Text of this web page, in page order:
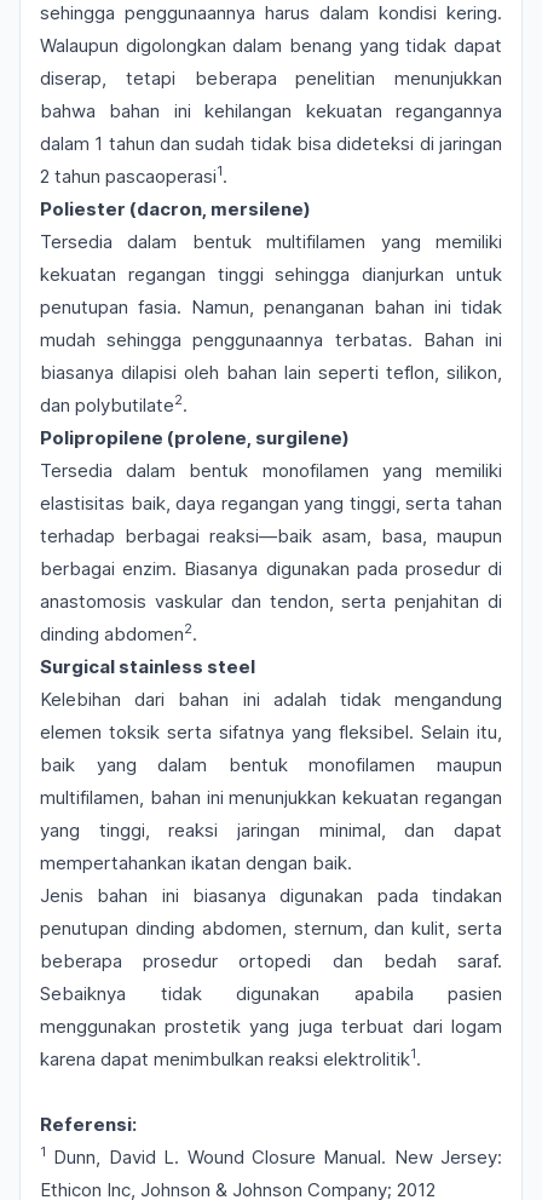
sehingga penggunaannya harus dalam kondisi kering.
Walaupun digolongkan dalam benang yang tidak dapat
diserap, tetapi beberapa penelitian menunjukkan
bahwa bahan ini kehilangan kekuatan regangannya
dalam 1 tahun dan sudah tidak bisa dideteksi di jaringan
2 tahun pascaoperasi1.
Poliester (dacron, mersilene)
Tersedia dalam bentuk multifilamen yang memiliki
kekuatan regangan tinggi sehingga dianjurkan untuk
penutupan fasia. Namun, penanganan bahan ini tidak
mudah sehingga penggunaannya terbatas. Bahan ini
biasanya dilapisi oleh bahan lain seperti teflon, silikon,
dan polybutilate2.
Polipropilene (prolene, surgilene)
Tersedia dalam bentuk monofilamen yang memiliki
elastisitas baik, daya regangan yang tinggi, serta tahan
terhadap berbagai reaksi—baik asam, basa, maupun
berbagai enzim. Biasanya digunakan pada prosedur di
anastomosis vaskular dan tendon, serta penjahitan di
dinding abdomen2.
Surgical stainless steel
Kelebihan dari bahan ini adalah tidak mengandung
elemen toksik serta sifatnya yang fleksibel. Selain itu,
baik yang dalam bentuk monofilamen maupun
multifilamen, bahan ini menunjukkan kekuatan regangan
yang tinggi, reaksi jaringan minimal, dan dapat
mempertahankan ikatan dengan baik.
Jenis bahan ini biasanya digunakan pada tindakan
penutupan dinding abdomen, sternum, dan kulit, serta
beberapa prosedur ortopedi dan bedah saraf.
Sebaiknya tidak digunakan apabila pasien
menggunakan prostetik yang juga terbuat dari logam
karena dapat menimbulkan reaksi elektrolitik1.
Referensi:
1 Dunn, David L. Wound Closure Manual. New Jersey:
Ethicon Inc, Johnson & Johnson Company; 2012